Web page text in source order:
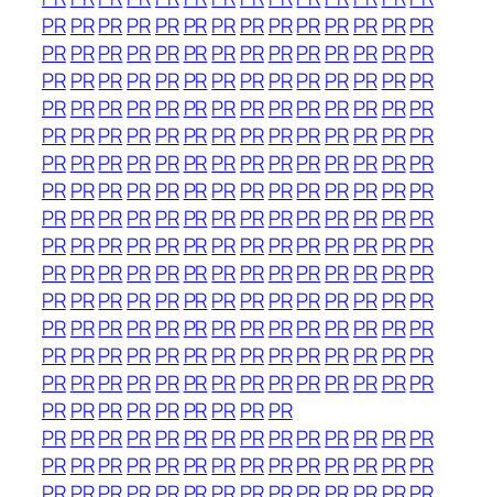
PRPRPRPRPR PRPRPRPRPRPRPR PRPR
PRPRPRPRPR PRPRPRPRPRPRPR PRPR
PRPRPRPRPR PRPRPRPRPRPRPR PRPR
PRPRPRPRPR PRPRPRPRPRPRPR PRPR
PRPRPRPRPR PRPRPRPRPRPRPR PRPR
PRPRPRPRPR PRPRPRPRPRPRPR PRPR
PRPRPRPRPR PRPRPRPRPRPRPR PRPR
PRPRPRPRPR PRPRPRPRPRPRPR PRPR
PRPRPRPRPR PRPRPRPRPRPRPR PRPR
PRPRPRPRPR PRPRPRPRPRPRPR PRPR
PRPRPRPRPR PRPRPRPRPRPRPR PRPR
PRPRPRPRPR PRPRPRPRPRPRPR PRPR
PRPRPRPRPR PRPRPRPRPRPRPR PRPR
PRPRPRPRPR PRPRPRPRPRPRPR PRPR
PRPRPRPRPR PRPRPRPR
PRPRPRPRPR PRPRPRPRPRPRPR PRPR
PRPRPRPRPR PRPRPRPRPRPRPR PRPR